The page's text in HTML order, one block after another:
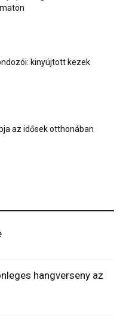
kinyújtott kezek
az idősek otthonában
hangverseny az